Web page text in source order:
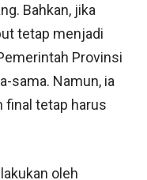
Bahkan, jika
tetap menjadi
Provinsi
sama. Namun, ia
final tetap harus
oleh